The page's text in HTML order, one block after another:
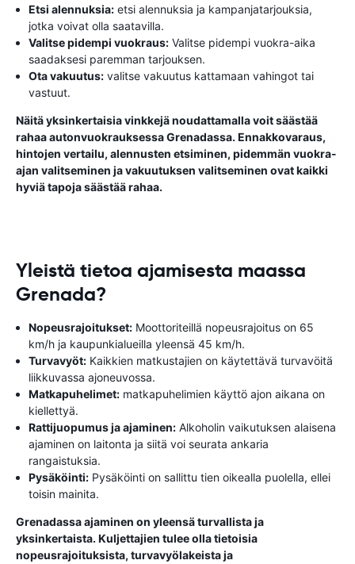
Etsi alennuksia: etsi alennuksia ja kampanjatarjouksia,
jotka voivat olla saatavilla.
Valitse pidempi vuokraus: Valitse pidempi vuokra-aika
saadaksesi paremman tarjouksen.
Ota vakuutus: valitse vakuutus kattamaan vahingot tai
vastuut.
Näitä yksinkertaisia ​​vinkkejä noudattamalla voit säästää
rahaa autonvuokrauksessa Grenadassa. Ennakkovaraus,
hintojen vertailu, alennusten etsiminen, pidemmän vuokra-
ajan valitseminen ja vakuutuksen valitseminen ovat kaikki
hyviä tapoja säästää rahaa.
Yleistä tietoa ajamisesta maassa
Grenada?
Nopeusrajoitukset: Moottoriteillä nopeusrajoitus on 65
km/h ja kaupunkialueilla yleensä 45 km/h.
Turvavyöt: Kaikkien matkustajien on käytettävä turvavöitä
liikkuvassa ajoneuvossa.
Matkapuhelimet: matkapuhelimien käyttö ajon aikana on
kiellettyä.
Rattijuopumus ja ajaminen: Alkoholin vaikutuksen alaisena
ajaminen on laitonta ja siitä voi seurata ankaria
rangaistuksia.
Pysäköinti: Pysäköinti on sallittu tien oikealla puolella, ellei
toisin mainita.
Grenadassa ajaminen on yleensä turvallista ja
yksinkertaista. Kuljettajien tulee olla tietoisia
nopeusrajoituksista, turvavyölakeista ja